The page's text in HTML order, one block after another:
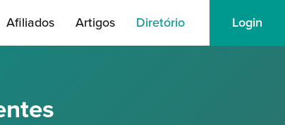
Afiliados Artigos Diretório Login